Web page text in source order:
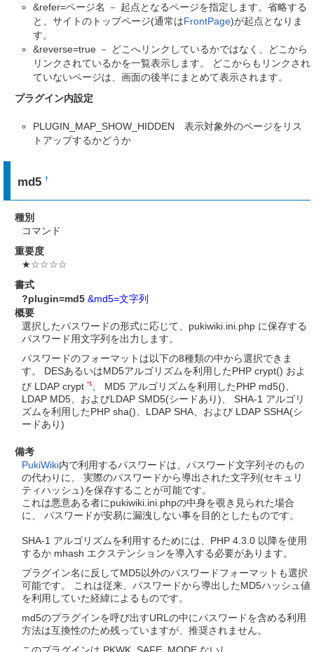
&refer=ページ名 － 起点となるページを指定します。省略する
と、サイトのトップページ(通常はFrontPage)が起点となりま
す。
&reverse=true － どこへリンクしているかではなく、どこから
リンクされているかを一覧表示します。 どこからもリンクされ
ていないページは、画面の後半にまとめて表示されます。
プラグイン内設定
PLUGIN_MAP_SHOW_HIDDEN 表示対象外のページをリス
トアップするかどうか
md5†
種別
コマンド
重要度
★☆☆☆☆
書式
?plugin=md5 &md5=文字列
概要
選択したパスワードの形式に応じて、pukiwiki.ini.php に保存する
パスワード用文字列を出力します。
パスワードのフォーマットは以下の8種類の中から選択できま
す。 DESあるいはMD5アルゴリズムを利用したPHP crypt() およ
び LDAP crypt *1、 MD5 アルゴリズムを利用したPHP md5()、
LDAP MD5、およびLDAP SMD5(シードあり)、 SHA-1 アルゴリ
ズムを利用したPHP sha()、LDAP SHA、および LDAP SSHA(シ
ードあり)
備考
PukiWiki内で利用するパスワードは、パスワード文字列そのもの
の代わりに、 実際のパスワードから導出された文字列(セキュリ
ティハッシュ)を保存することが可能です。
これは悪意ある者にpukiwiki.ini.phpの中身を覗き見られた場合
に、 パスワードが安易に漏洩しない事を目的としたものです。
SHA-1 アルゴリズムを利用するためには、PHP 4.3.0 以降を使用
するか mhash エクステンションを導入する必要があります。
プラグイン名に反してMD5以外のパスワードフォーマットも選択
可能です。 これは従来、パスワードから導出したMD5ハッシュ値
を利用していた経緯によるものです。
md5のプラグインを呼び出すURLの中にパスワードを含める利用
方法は互換性のため残っていますが、推奨されません。
このプラグインは PKWK_SAFE_MODE ないし